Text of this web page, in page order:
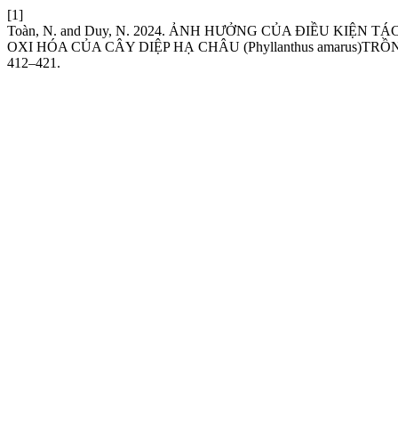
[1]
Toàn, N. and Duy, N. 2024. ẢNH HƯỞNG CỦA ĐIỀU KIỆN
OXI HÓA CỦA CÂY DIỆP HẠ CHÂU (Phyllanthus
412–421.